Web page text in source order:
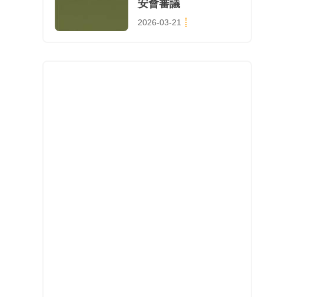
安會審議
2026-03-21